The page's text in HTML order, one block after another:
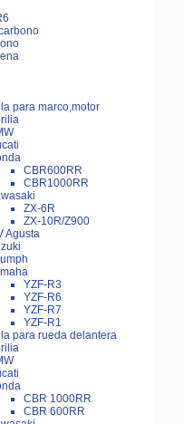
para marco,motor
CBR600RR
CBR1000RR
ZX-6R
ZX-10R/Z900
Agusta
YZF-R3
YZF-R6
YZF-R7
YZF-R1
para rueda delantera
CBR 1000RR
CBR 600RR